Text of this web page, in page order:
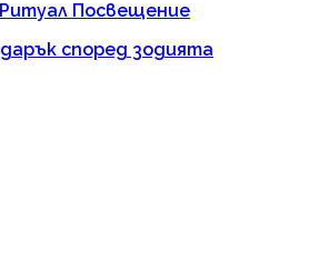
Посвещение
според зодията